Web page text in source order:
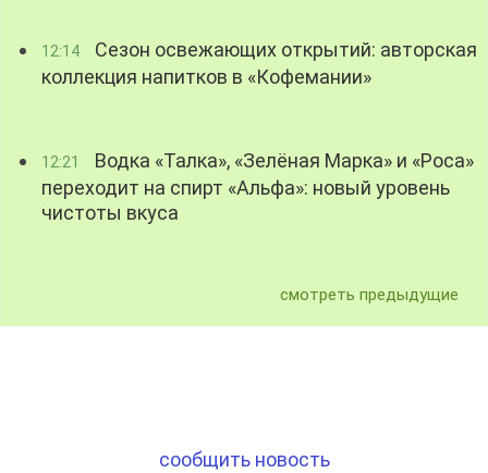
12:14
Сезон освежающих открытий: авторская
коллекция напитков в «Кофемании»
12:21
Водка «Талка», «Зелёная Марка» и «Роса»
переходит на спирт «Альфа»: новый уровень
чистоты вкуса
смотреть предыдущие
сообщить новость